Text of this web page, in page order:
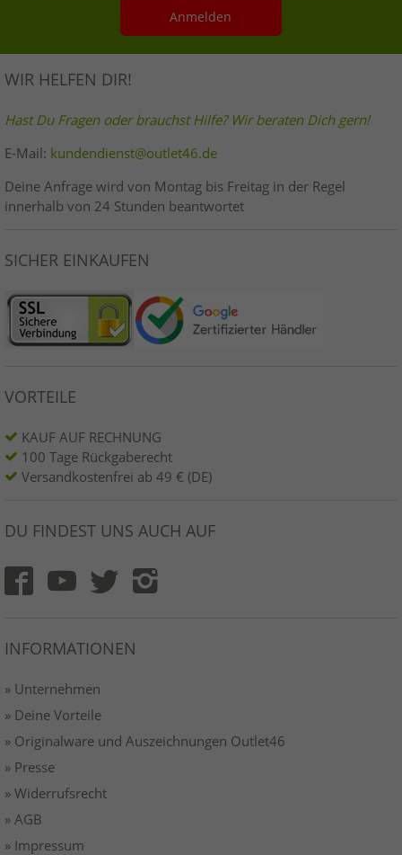
Anmelden
WIR HELFEN DIR!
Hast Du Fragen oder brauchst Hilfe? Wir beraten Dich gern!
E-Mail: kundendienst@outlet46.de
Deine Anfrage wird von Montag bis Freitag in der Regel
innerhalb von 24 Stunden beantwortet
SICHER EINKAUFEN
VORTEILE
KAUF AUF RECHNUNG
100 Tage Rückgaberecht
Versandkostenfrei ab 49 € (DE)
DU FINDEST UNS AUCH AUF
INFORMATIONEN
» Unternehmen
» Deine Vorteile
» Originalware und Auszeichnungen Outlet46
» Presse
» Widerrufsrecht
» AGB
» Impressum